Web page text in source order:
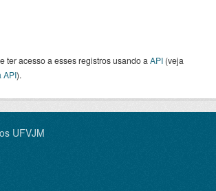
ter acesso a esses registros usando a API (veja
API).
UFVJM